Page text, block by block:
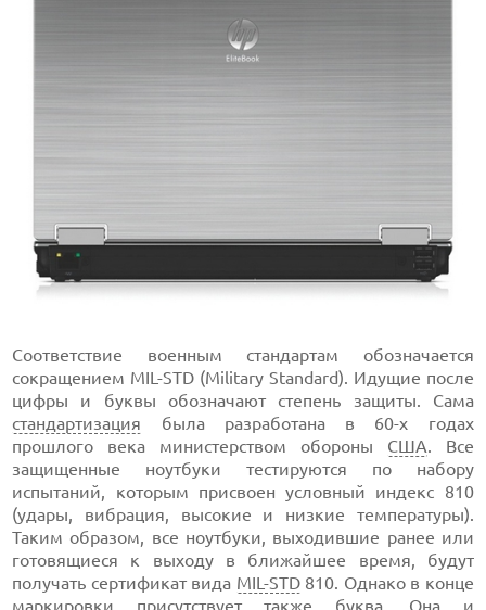
Соответствие военным стандартам обозначается
сокращением MIL-STD (Military Standard). Идущие после
цифры и буквы обозначают степень защиты. Сама
стандартизация была разработана в 60-х годах
прошлого века министерством обороны США. Все
защищенные ноутбуки тестируются по набору
испытаний, которым присвоен условный индекс 810
(удары, вибрация, высокие и низкие температуры).
Таким образом, все ноутбуки, выходившие ранее или
готовящиеся к выходу в ближайшее время, будут
получать сертификат вида MIL-STD810. Однако в конце
маркировки присутствует также буква. Она и